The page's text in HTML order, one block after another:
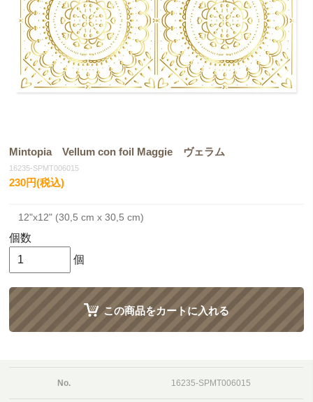
Mintopia Vellum con foil Maggie ヴェラム
16235-SPMT006015
230円(税込)
12"x12" (30,5 cm x 30,5 cm)
個数
個
この商品をカートに入れる
No. 16235-SPMT006015